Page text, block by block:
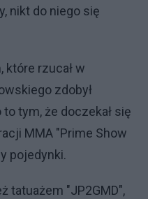
nikt do niego się
które rzucał w
zdobył
tym, że doczekał się
MMA "Prime Show
pojedynki.
tatuażem "JP2GMD",